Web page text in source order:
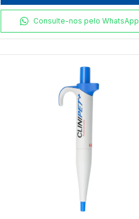
Consulte-nos pelo WhatsApp